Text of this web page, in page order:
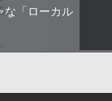
16Z90Q
な「ローカル